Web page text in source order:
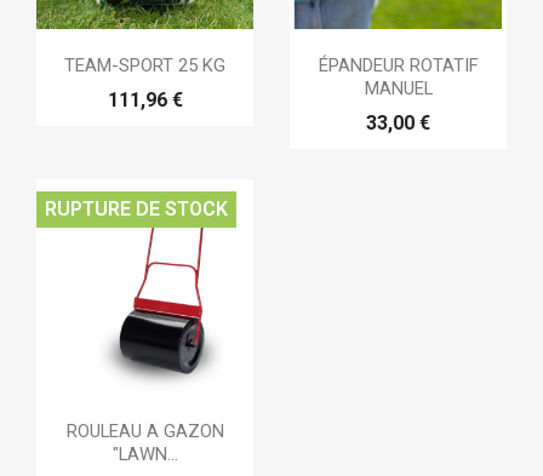
TEAM-SPORT 25 KG
111,96 €
ÉPANDEUR ROTATIF
MANUEL
33,00 €
ROULEAU A GAZON
"LAWN...
RUPTURE DE STOCK